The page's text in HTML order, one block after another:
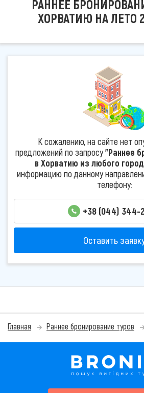
РАННЕЕ
ХОРВАТИЮ НА ЛЕТО
К сожалению, на сайте нет
предложений по запросу"Раннее
в Хорватию из любого
информацию по данному
телефону:
+38 (044) 344-
Оставить
Главная Раннее бронирование туров